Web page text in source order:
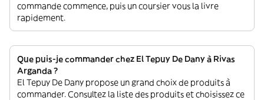
commande commence, puis un coursier vous la livre
rapidement.
Que puis-je commander chez El Tepuy De Dany à Rivas
Arganda ?
El Tepuy De Dany propose un grand choix de produits à
commander. Consultez la liste des produits et choisissez ce